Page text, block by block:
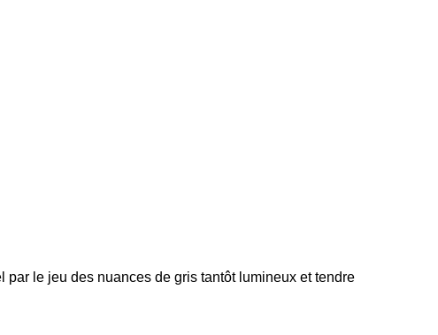
par le jeu des nuances de gris tantôt lumineux et tendre